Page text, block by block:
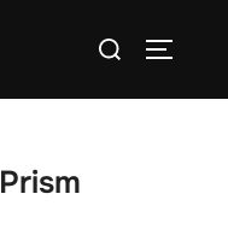
Rechercher :
Prism